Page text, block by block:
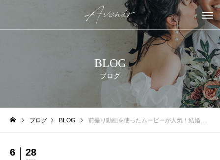
BLOG
ブログ
ブログ BLOG 前撮り動画を使ったムービーが人気！結婚式で使える参考動画もご紹介☆
6 28